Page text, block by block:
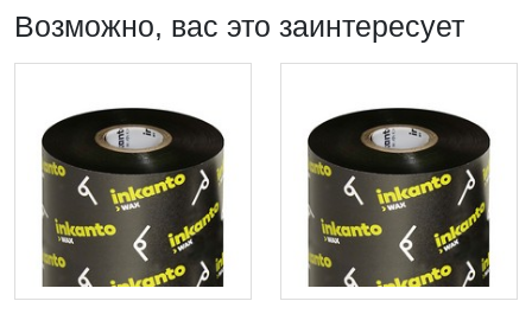
Возможно, вас это заинтересует